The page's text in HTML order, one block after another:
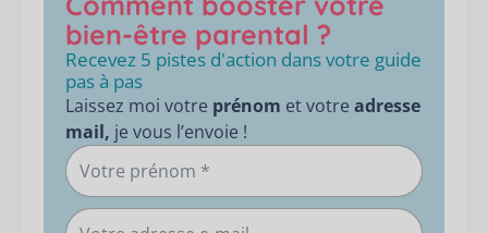
bien-être parental ?
Recevez 5 pistes d'action dans votre guide
pas à pas
Laissez moi votre prénom et votre adresse
mail, je vous l’envoie !
Votre
prénom
Votre